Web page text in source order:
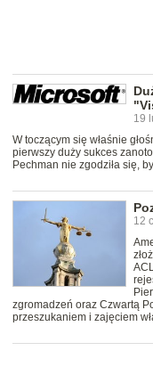
19
W toczącym się właśnie
pierwszy duży sukces
Pechman nie zgodziła się, by
12
zgromadzeń oraz Czwartą
przeszukaniem i zajęciem